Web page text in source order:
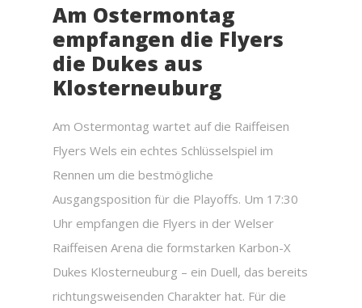
Am Ostermontag
empfangen die Flyers
die Dukes aus
Klosterneuburg
Am Ostermontag wartet auf die Raiffeisen
Flyers Wels ein echtes Schlüsselspiel im
Rennen um die bestmögliche
Ausgangsposition für die Playoffs. Um 17:30
Uhr empfangen die Flyers in der Welser
Raiffeisen Arena die formstarken Karbon-X
Dukes Klosterneuburg – ein Duell, das bereits
richtungsweisenden Charakter hat. Für die